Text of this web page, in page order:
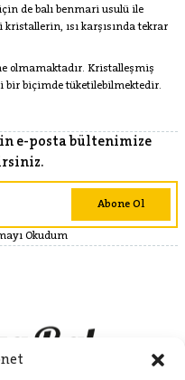
de balı benmari usulü ile
ısı karşısında tekrar
olmamaktadır. Kristalleşmiş
bir biçimde tüketilebilmektedir.
e-posta bültenimize
Okudum
Abone Ol